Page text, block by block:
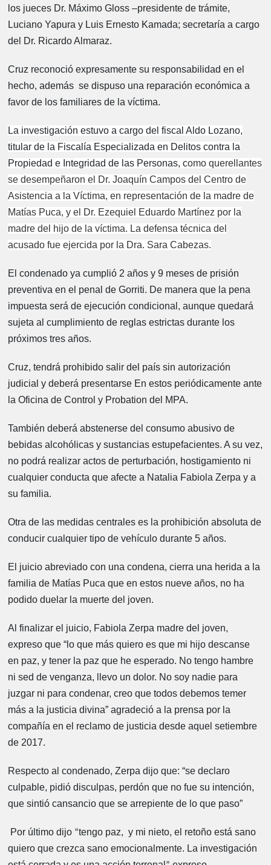
los jueces Dr. Máximo Gloss –presidente de trámite,
Luciano Yapura y Luis Ernesto Kamada; secretaría a cargo
del Dr. Ricardo Almaraz.
Cruz reconoció expresamente su responsabilidad en el
hecho, además se dispuso una reparación económica a
favor de los familiares de la víctima.
La investigación estuvo a cargo del fiscal Aldo Lozano,
titular de la Fiscalía Especializada en Delitos contra la
Propiedad e Integridad de las Personas, como querellantes
se desempeñaron el Dr. Joaquín Campos del Centro de
Asistencia a la Víctima, en representación de la madre de
Matías Puca, y el Dr. Ezequiel Eduardo Martínez por la
madre del hijo de la víctima. La defensa técnica del
acusado fue ejercida por la Dra. Sara Cabezas.
El condenado ya cumplió 2 años y 9 meses de prisión
preventiva en el penal de Gorriti. De manera que la pena
impuesta será de ejecución condicional, aunque quedará
sujeta al cumplimiento de reglas estrictas durante los
próximos tres años.
Cruz, tendrá prohibido salir del país sin autorización
judicial y deberá presentarse En estos periódicamente ante
la Oficina de Control y Probation del MPA.
También deberá abstenerse del consumo abusivo de
bebidas alcohólicas y sustancias estupefacientes. A su vez,
no podrá realizar actos de perturbación, hostigamiento ni
cualquier conducta que afecte a Natalia Fabiola Zerpa y a
su familia.
Otra de las medidas centrales es la prohibición absoluta de
conducir cualquier tipo de vehículo durante 5 años.
El juicio abreviado con una condena, cierra una herida a la
familia de Matías Puca que en estos nueve años, no ha
podido duelar la muerte del joven.
Al finalizar el juicio, Fabiola Zerpa madre del joven,
expreso que “lo que más quiero es que mi hijo descanse
en paz, y tener la paz que he esperado. No tengo hambre
ni sed de venganza, llevo un dolor. No soy nadie para
juzgar ni para condenar, creo que todos debemos temer
más a la justicia divina” agradeció a la prensa por la
compañía en el reclamo de justicia desde aquel setiembre
de 2017.
Respecto al condenado, Zerpa dijo que: “se declaro
culpable, pidió disculpas, perdón que no fue su intención,
que sintió cansancio que se arrepiente de lo que paso”
Por último dijo “tengo paz, y mi nieto, el retoño está sano
quiero que crezca sano emocionalmente. La investigación